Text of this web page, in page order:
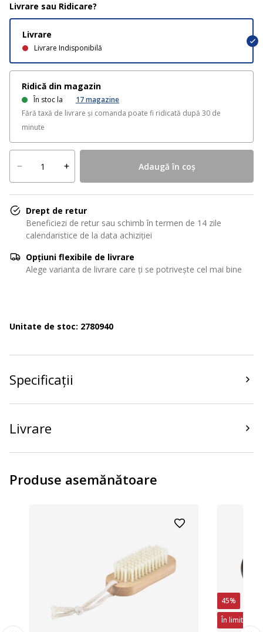
Livrare sau Ridicare?
Livrare
Livrare Indisponibilă
Ridică din magazin
În stoc la 17magazine
Fără taxă de livrare și comanda poate fi ridicată după 30 de
minute
Adaugă în coș
Drept de retur
Beneficiezi de retur sau schimb în termen de 14 zile
calendaristice de la data achiziției
Opțiuni flexibile de livrare
Alege varianta de livrare care ți se potrivește cel mai bine
Unitate de stoc: 2780940
Specificații
Livrare
Produse asemănătoare
45%
În limita